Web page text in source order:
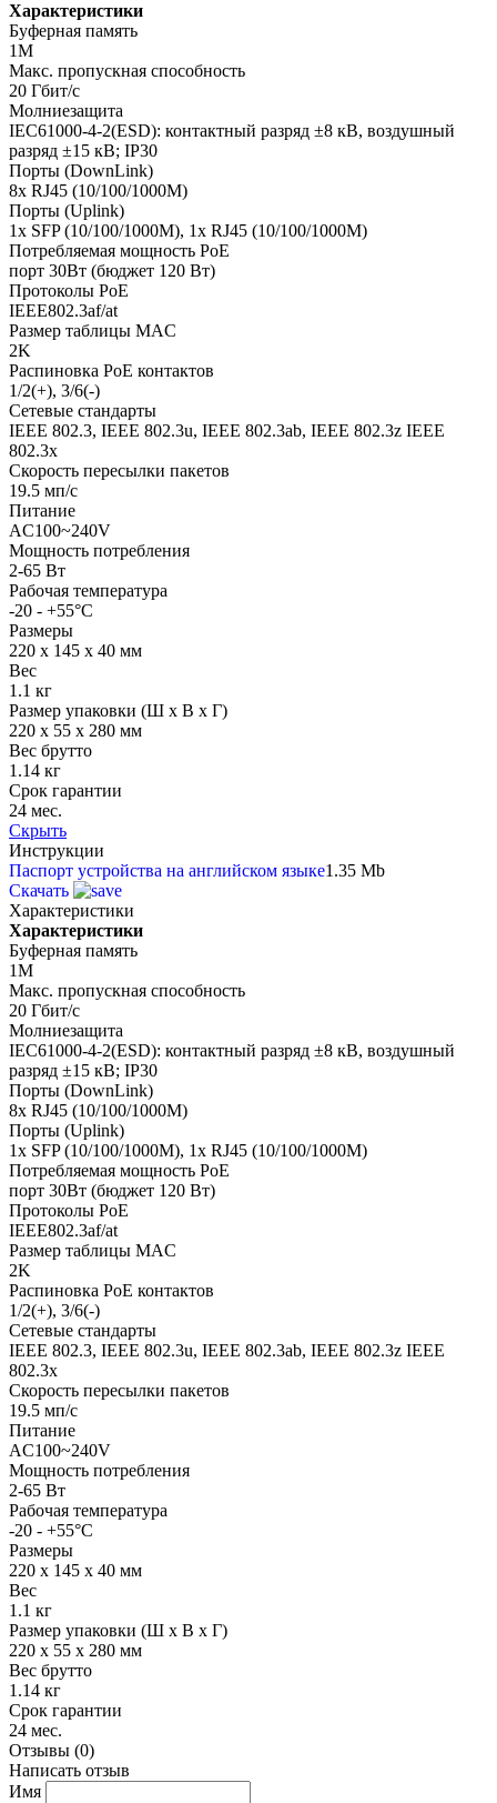
Характеристики
Буферная память
1M
Макс. пропускная способность
20 Гбит/с
Молниезащита
IEC61000-4-2(ESD): контактный разряд ±8 кВ, воздушный
разряд ±15 кВ; IP30
Порты (DownLink)
8x RJ45 (10/100/1000M)
Порты (Uplink)
1x SFP (10/100/1000M), 1x RJ45 (10/100/1000M)
Потребляемая мощность PoE
порт 30Вт (бюджет 120 Вт)
Протоколы PoE
IEEE802.3af/at
Размер таблицы MAC
2K
Распиновка PoE контактов
1/2(+), 3/6(-)
Сетевые стандарты
IEEE 802.3, IEEE 802.3u, IEEE 802.3ab, IEEE 802.3z IEEE
802.3x
Скорость пересылки пакетов
19.5 мп/с
Питание
AC100~240V
Мощность потребления
2-65 Вт
Рабочая температура
-20 - +55°C
Размеры
220 х 145 х 40 мм
Вес
1.1 кг
Размер упаковки (Ш х В х Г)
220 x 55 x 280 мм
Вес брутто
1.14 кг
Срок гарантии
24 мес.
Скрыть
Инструкции
Паспорт устройства на английском языке1.35 Mb
Скачать
Характеристики
Характеристики
Буферная память
1M
Макс. пропускная способность
20 Гбит/с
Молниезащита
IEC61000-4-2(ESD): контактный разряд ±8 кВ, воздушный
разряд ±15 кВ; IP30
Порты (DownLink)
8x RJ45 (10/100/1000M)
Порты (Uplink)
1x SFP (10/100/1000M), 1x RJ45 (10/100/1000M)
Потребляемая мощность PoE
порт 30Вт (бюджет 120 Вт)
Протоколы PoE
IEEE802.3af/at
Размер таблицы MAC
2K
Распиновка PoE контактов
1/2(+), 3/6(-)
Сетевые стандарты
IEEE 802.3, IEEE 802.3u, IEEE 802.3ab, IEEE 802.3z IEEE
802.3x
Скорость пересылки пакетов
19.5 мп/с
Питание
AC100~240V
Мощность потребления
2-65 Вт
Рабочая температура
-20 - +55°C
Размеры
220 х 145 х 40 мм
Вес
1.1 кг
Размер упаковки (Ш х В х Г)
220 x 55 x 280 мм
Вес брутто
1.14 кг
Срок гарантии
24 мес.
Отзывы (0)
Написать отзыв
Имя